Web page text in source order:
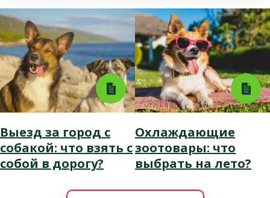
Выезд за город с
собакой: что взять с
собой в дорогу?
Охлаждающие
зоотовары: что
выбрать на лето?